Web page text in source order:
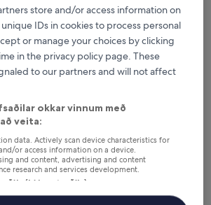
afbókun ef áætlanir
fyrir hverja nótt sem þú
með félagaverði
store and/or access information on
IDs in cookies to process personal
or manage your choices by clicking
in the privacy policy page. These
to our partners and will not affect
okkar vinnum með
veita:
data. Actively scan device characteristics for
or access information on a device.
and content, advertising and content
research and services development.
(þjónustuaðila)